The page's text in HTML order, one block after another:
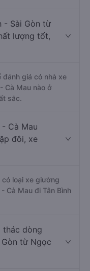
- Sài Gòn từ
lượng tốt,
đánh giá có nhà xe
Cà Mau nào ở
sắc.
Cà Mau
đôi, xe
có loại xe giường
Cà Mau đi Tân Bình
thác dòng
từ Ngọc